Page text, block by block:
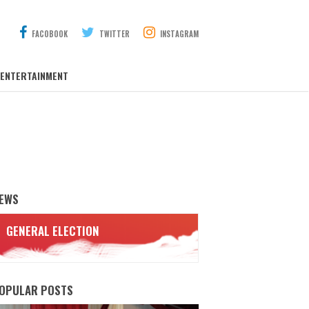
FACOBOOK TWITTER INSTAGRAM
ENTERTAINMENT
GENERAL ELECTION
POSTS